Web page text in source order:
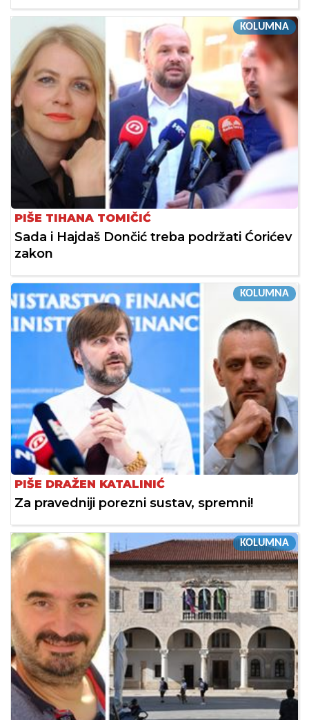
KOLUMNA
PIŠE TIHANA TOMIČIĆ
Sada i Hajdaš Dončić treba podržati Ćorićev
zakon
KOLUMNA
PIŠE DRAŽEN KATALINIĆ
Za pravedniji porezni sustav, spremni!
KOLUMNA